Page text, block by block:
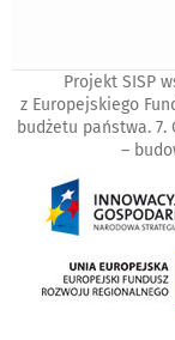
Projekt SISP
z Europejskiego
budżetu państwa.
–